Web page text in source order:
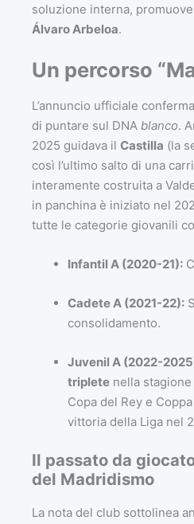
soluzione interna,
Álvaro Arbeloa.
Un percorso
L’annuncio ufficiale
di puntare sul DNA blanco.
2025 guidava il Castilla (la
così l’ultimo salto di una
interamente costruita a
in panchina è iniziato nel
tutte le categorie giovanili
Infantil A (2020-21):
Cadete A (2021-22):
consolidamento.
Juvenil A (2022-
triplete nella
Copa del Rey e
vittoria della Liga nel
Il passato da
del Madridismo
La nota del club sottolinea